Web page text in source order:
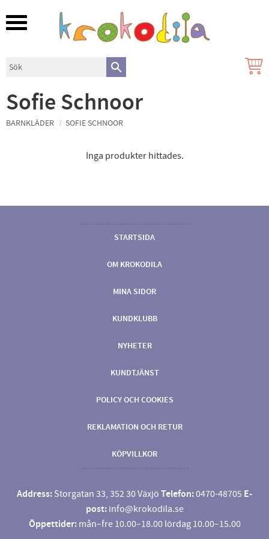
Meny
Sofie Schnoor
BARNKLÄDER SOFIE SCHNOOR
Inga produkter hittades.
STARTSIDA
OM KROKODILA
MINA SIDOR
KUNDKLUBB
NYHETER
KUNDTJÄNST
POLICY OCH COOKIES
REKLAMATION OCH RETUR
KÖPVILLKOR
Address: Storgatan 33, 352 30 Växjö Telefon:0470-48705 E-
post: info@krokodila.se
Öppettider:mån–fre 10.00–18.00 lördag 10.00–15.00